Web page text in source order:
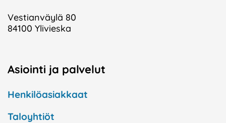
Vestianväylä 80
84100 Ylivieska
Asiointi ja palvelut
Henkilöasiakkaat
Taloyhtiöt